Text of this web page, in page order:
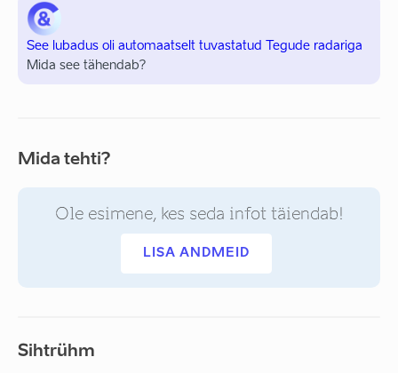
See lubadus oli automaatselt tuvastatud Tegude radariga
Mida see tähendab?
Mida tehti?
Ole esimene, kes seda infot täiendab!
LISA ANDMEID
Sihtrühm